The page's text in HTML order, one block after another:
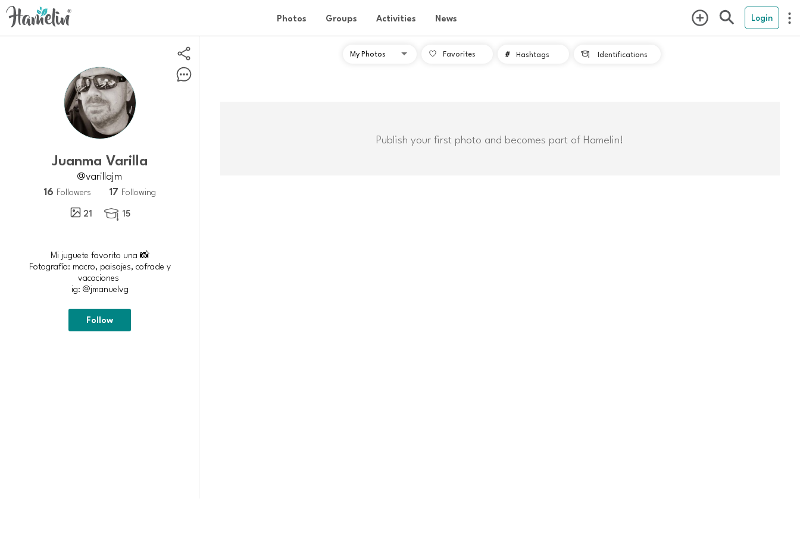
Photos Groups Activities News Login
Juanma Varilla
@varillajm
16 Followers 17 Following
21
 15
Mi juguete favorito una 📸
Fotografía: macro, paisajes, cofrade y
vacaciones
ig: @jmanuelvg
Follow
Favorites # Hashtags  Identifications
Publish your first photo and becomes part of Hamelin!